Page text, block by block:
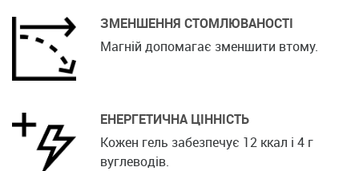
ЗМЕНШЕННЯ СТОМЛЮВАНОСТІ
Магній допомагає зменшити втому.
ЕНЕРГЕТИЧНА ЦІННІСТЬ
Кожен гель забезпечує 12 ккал і 4 г
вуглеводів.